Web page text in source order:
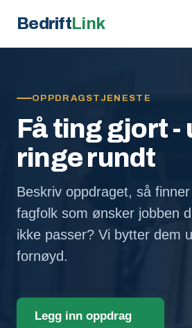
BedriftLink
OPPDRAGSTJENESTE
Få ting gjort -
ringe rundt
Beskriv oppdraget, så
fagfolk som ønsker jobben
ikke passer? Vi bytter dem
fornøyd.
Legg inn oppdrag